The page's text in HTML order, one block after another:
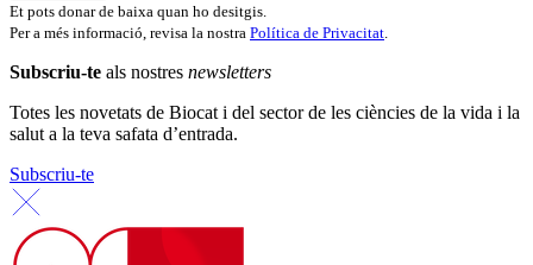
Et pots donar de baixa quan ho desitgis.
Per a més informació, revisa la nostra Política de Privacitat
Subscriu-te als nostres newsletters
Totes les novetats de Biocat i del sector de les ciències de la vida i la
salut a la teva safata d’entrada.
Subscriu-te